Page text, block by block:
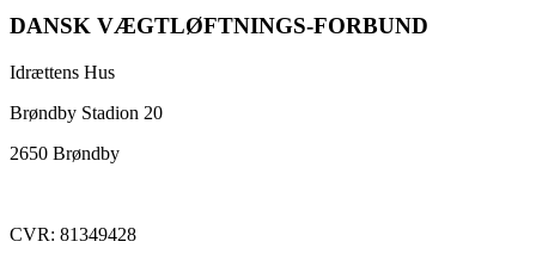
DANSK VÆGTLØFTNINGS-FORBUND
Idrættens Hus
Brøndby Stadion 20
2650 Brøndby
CVR: 81349428